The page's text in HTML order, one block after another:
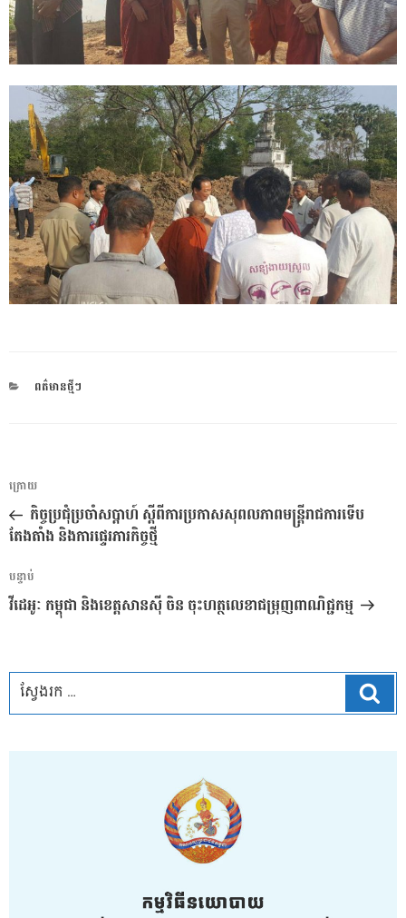
CATEGORIES
ពត៌មានថ្មីៗ
ការ​
នាំទិស​
ប្រកាស
អត្ថបទ
មុន
ក្រោយ
កិច្ចប្រជុំប្រចាំសប្តាហ៍ ស្តីពីការប្រកាសសុពលភាពមន្ត្រីរាជការទើប
តែងតាំង និងការផ្ទេរភារកិច្ចថ្មី
អត្ថបទ
បន្ទាប់
បន្ទាប់
វីដេអូៈ កម្ពុជា និងខេត្តសានស៊ី ចិន ចុះហត្ថលេខាជម្រុញពាណិជ្ជកម្ម